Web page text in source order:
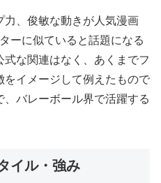
、俊敏な動きが人気漫画
ーに似ていると話題になる
な関連はなく、あくまでフ
をイメージして例えたもので
バレーボール界で活躍する
イル・強み